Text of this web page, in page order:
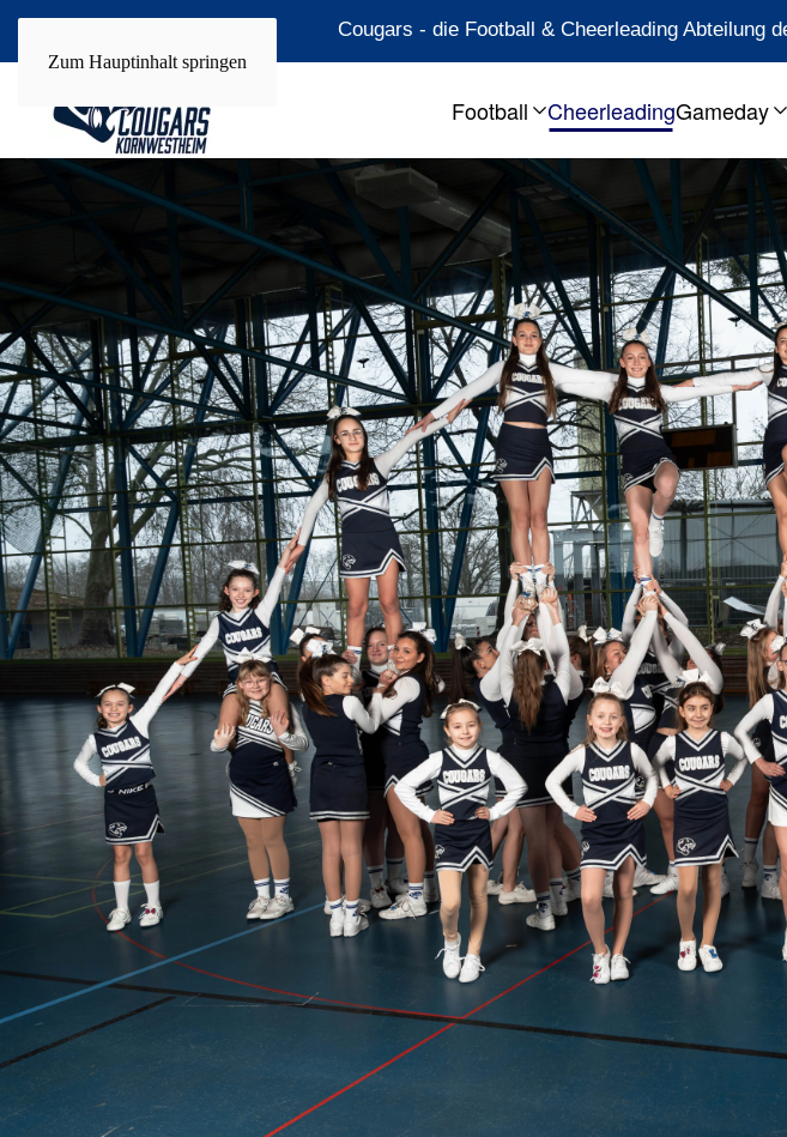
Zum Hauptinhalt springen
Cougars - die Football & Cheerleading Abteilung
Football CheerleadingGameday